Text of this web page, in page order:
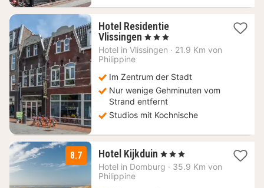
Hotel Residentie
Vlissingen 1
Nacht
ab
€
, 3 Sterne
Hotel in Vlissingen · 21.9 Km von
Philippine
Im Zentrum der Stadt
Nur wenige Gehminuten vom
Strand entfernt
Studios mit Kochnische
8.7 Hotel Kijkduin 1
Nacht
ab
, 3 Sterne
Hotel in Domburg · 35.9 Km von
Philippine